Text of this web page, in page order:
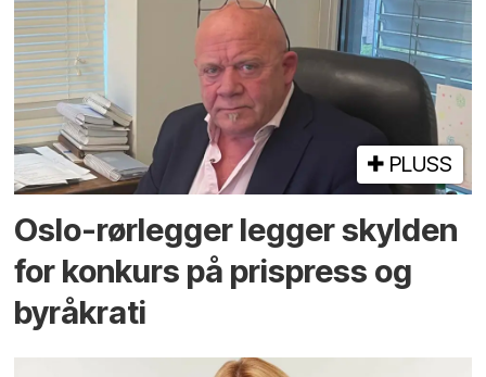
PLUSS
Oslo-rørlegger legger skylden
for konkurs på prispress og
byråkrati